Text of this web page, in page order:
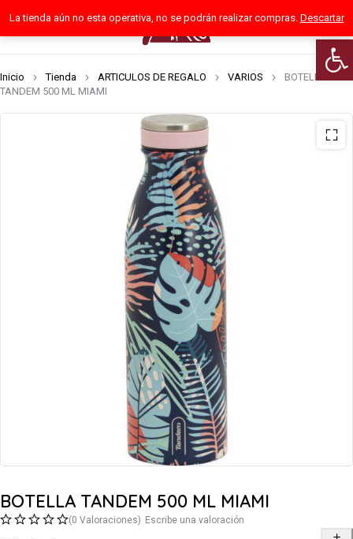
La tienda aún no esta operativa, no se podrán realizar compras. Descartar
0
Inicio Tienda ARTICULOS DE REGALO VARIOS
BOTELLA
TANDEM 500 ML MIAMI
BOTELLA TANDEM 500 ML MIAMI
(0 Valoraciones) Escribe una valoración